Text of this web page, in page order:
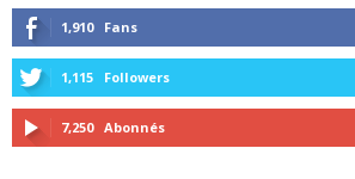
1,910 Fans
1,115 Followers
7,250 Abonnés